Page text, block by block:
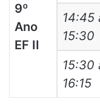
9º
Ano
EF II
14:45
15:30
15:30
16:15